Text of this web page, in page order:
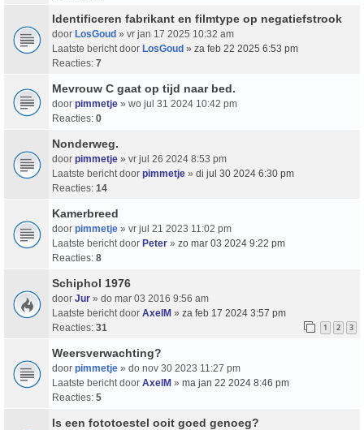
Identificeren fabrikant en filmtype op negatiefstrook
door LosGoud » vr jan 17 2025 10:32 am
Laatste bericht door LosGoud » za feb 22 2025 6:53 pm
Reacties: 7
Mevrouw C gaat op tijd naar bed.
door pimmetje » wo jul 31 2024 10:42 pm
Reacties: 0
Nonderweg.
door pimmetje » vr jul 26 2024 8:53 pm
Laatste bericht door pimmetje » di jul 30 2024 6:30 pm
Reacties: 14
Kamerbreed
door pimmetje » vr jul 21 2023 11:02 pm
Laatste bericht door Peter » zo mar 03 2024 9:22 pm
Reacties: 8
Schiphol 1976
door Jur » do mar 03 2016 9:56 am
Laatste bericht door AxelM » za feb 17 2024 3:57 pm
Reacties: 31 1 2 3
Weersverwachting?
door pimmetje » do nov 30 2023 11:27 pm
Laatste bericht door AxelM » ma jan 22 2024 8:46 pm
Reacties: 5
Is een fototoestel ooit goed genoeg?